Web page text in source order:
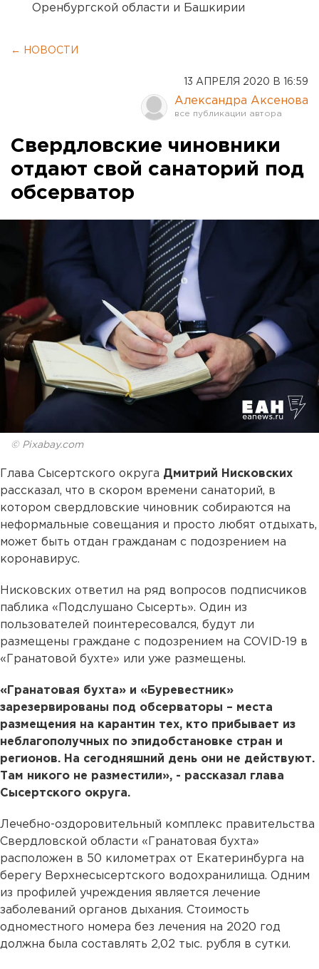
Оренбургской области и Башкирии
← НОВОСТИ
13 АПРЕЛЯ 2020 В 16:59
Александра Аксенова
Свердловские чиновники
отдают свой санаторий под
обсерватор
© Pixabay.com
Глава Сысертского округа Дмитрий Нисковских
рассказал, что в скором времени санаторий, в
котором свердловские чиновник собираются на
неформальные совещания и просто любят отдыхать,
может быть отдан гражданам с подозрением на
коронавирус.
Нисковских ответил на ряд вопросов подписчиков
паблика «Подслушано Сысерть». Один из
пользователей поинтересовался, будут ли
размещены граждане с подозрением на COVID-19 в
«Гранатовой бухте» или уже размещены.
«Гранатовая бухта» и «Буревестник»
зарезервированы под обсерваторы – места
размещения на карантин тех, кто прибывает из
неблагополучных по эпидобстановке стран и
регионов. На сегодняшний день они не действуют.
Там никого не разместили», - рассказал глава
Сысертского округа.
Лечебно-оздоровительный комплекс правительства
Свердловской области «Гранатовая бухта»
расположен в 50 километрах от Екатеринбурга на
берегу Верхнесысертского водохранилища. Одним
из профилей учреждения является лечение
заболеваний органов дыхания. Стоимость
одноместного номера без лечения на 2020 год
должна была составлять 2,02 тыс. рубля в сутки.